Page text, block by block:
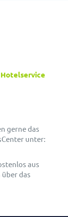
gerne das
unter:
aus
das